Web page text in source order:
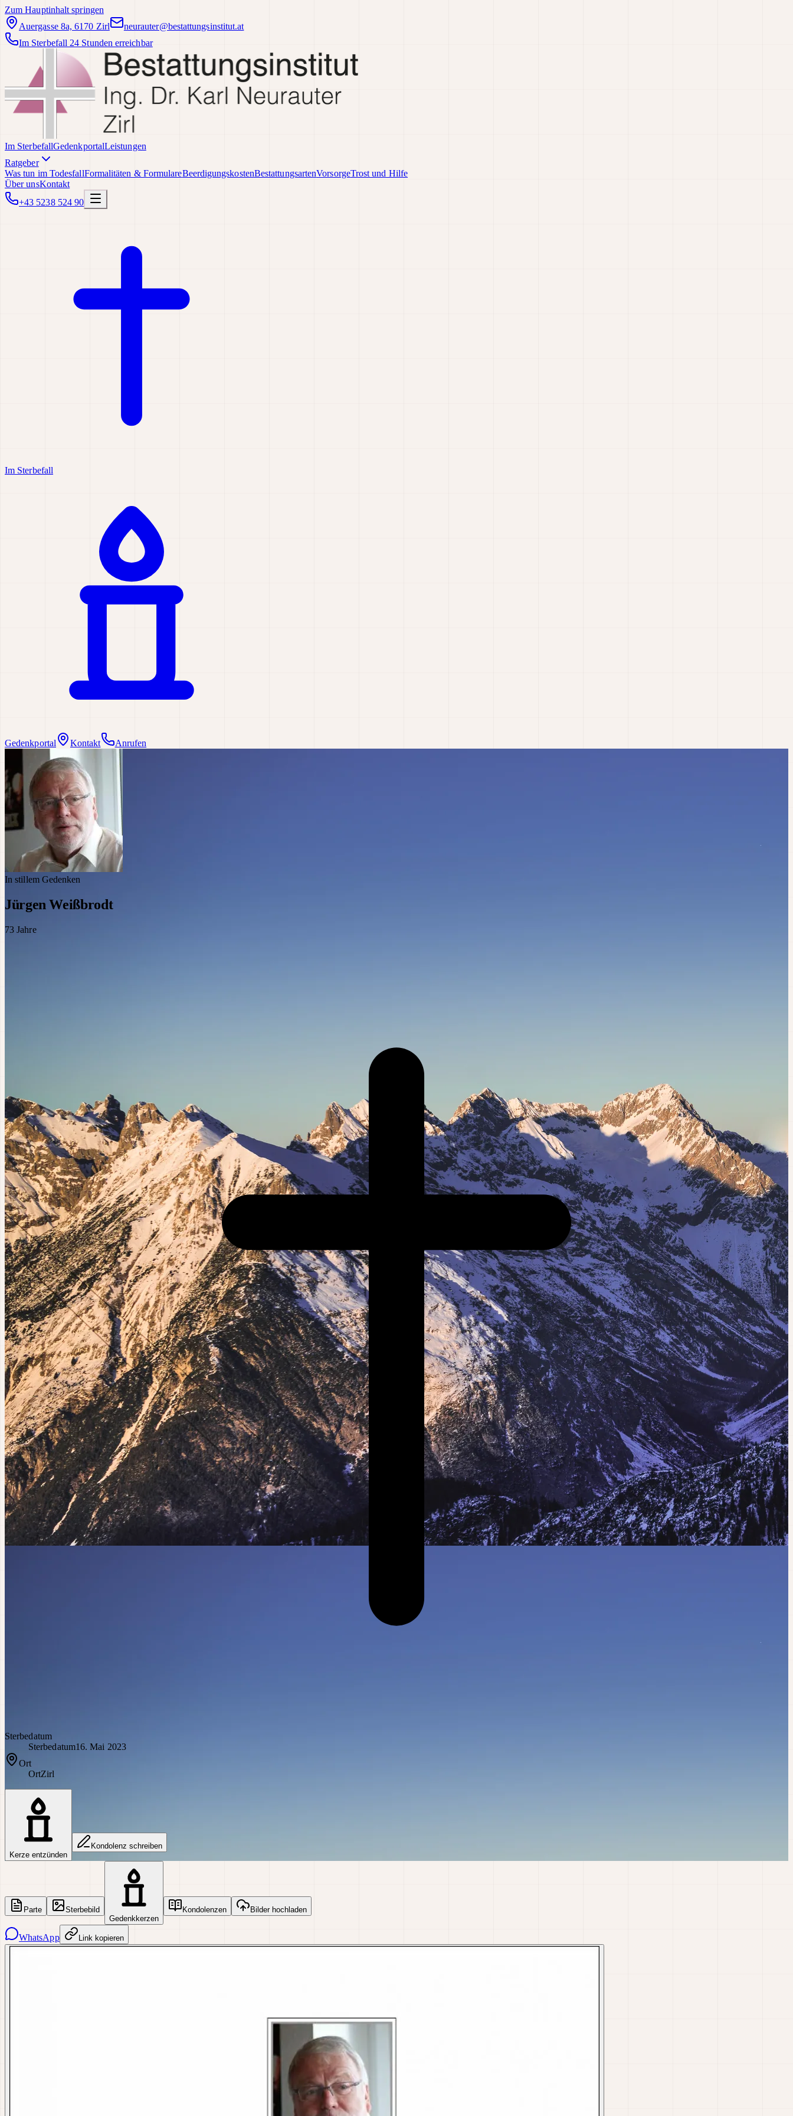
Zum Hauptinhalt springen
Auergasse 8a, 6170 Zirl
neurauter@bestattungsinstitut.at
Im Sterbefall 24 Stunden erreichbar
Im SterbefallGedenkportalLeistungen
Ratgeber
Was tun im TodesfallFormalitäten & FormulareBeerdigungskostenBestattungsartenVorsorgeTrost und Hilfe
Über unsKontakt
+43 5238 524 90
Im Sterbefall
Gedenkportal Kontakt Anrufen
In stillem Gedenken
Jürgen Weißbrodt
73 Jahre
Sterbedatum
Sterbedatum16. Mai 2023
Ort
OrtZirl
Kerze entzünden
Kondolenz schreiben
Parte
Sterbebild
Gedenkkerzen
Kondolenzen Bilder hochladen
WhatsApp Link kopieren